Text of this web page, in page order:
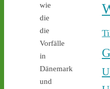
wie
die
die
Vorfälle
in
Dänemark
und
⋅